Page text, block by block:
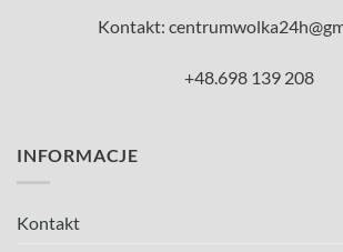
Kontakt:
+48.698 139 208
INFORMACJE
Kontakt